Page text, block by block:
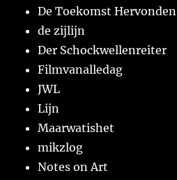
De Toekomst Hervonden
de zijlijn
Der Schockwellenreiter
Filmvanalledag
JWL
Lijn
Maarwatishet
mikzlog
Notes on Art